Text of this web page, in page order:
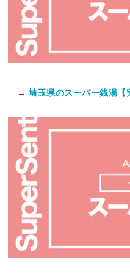
→ 埼玉県のスーパー銭湯